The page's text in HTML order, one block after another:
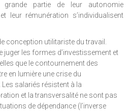
partie de leur autonomie
leur rémunération s’individualisent
conception utilitariste du travail.
juger les formes d’investissement et
que le contournement des
en lumière une crise du
Les salariés résistent à la
et la transversalité ne sont pas
de dépendance (l’inverse